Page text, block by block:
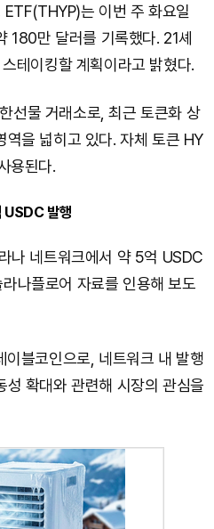
는 이번 주 화요일
180만 달러를 기록했다. 21셰
테이킹할 계획이라고 밝혔다.
선물 거래소로, 최근 토큰화 상
역을 넓히고 있다. 자체 토큰 HY
용된다.
USDC 발행
나 네트워크에서 약 5억 USDC
나플로어 자료를 인용해 보도
블코인으로, 네트워크 내 발행
성 확대와 관련해 시장의 관심을